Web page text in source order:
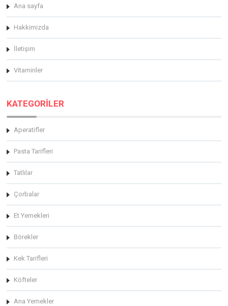
Ana sayfa
Hakkimizda
İletişim
Vitaminler
KATEGORİLER
Aperatifler
Pasta Tarifleri
Tatlılar
Çorbalar
Et Yemekleri
Börekler
Kek Tarifleri
Köfteler
Ana Yemekler